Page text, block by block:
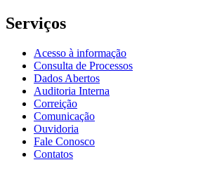
Serviços
Acesso à informação
Consulta de Processos
Dados Abertos
Auditoria Interna
Correição
Comunicação
Ouvidoria
Fale Conosco
Contatos